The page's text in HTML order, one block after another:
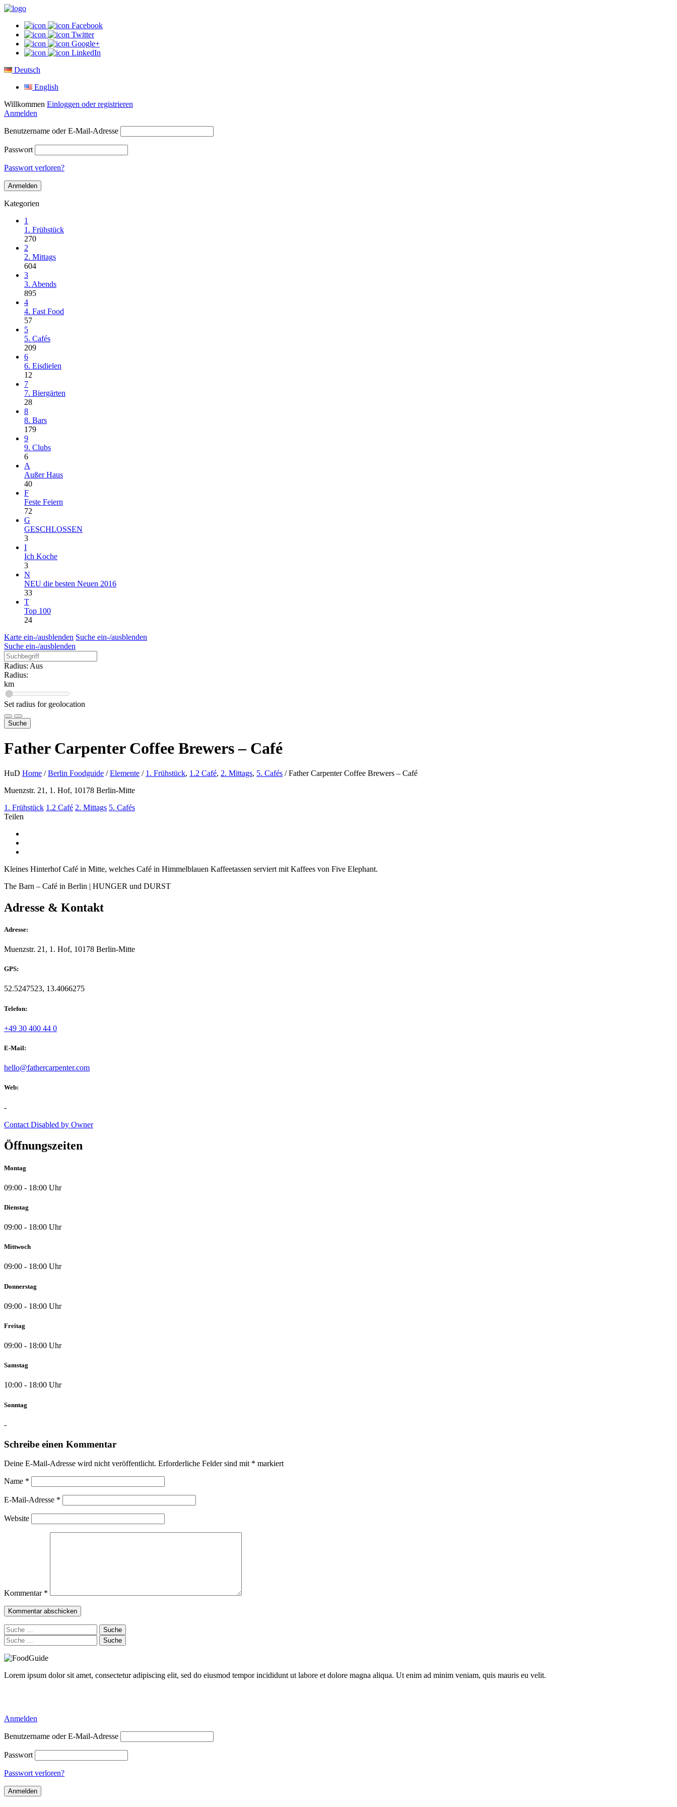
Facebook
Twitter
Google+
LinkedIn
Deutsch
English
Willkommen Einloggen oder registrieren
Anmelden
Benutzername oder E-Mail-Adresse
Passwort
Passwort verloren?
Kategorien
1
1. Frühstück
270
2
2. Mittags
604
3
3. Abends
895
4
4. Fast Food
57
5
5. Cafés
209
6
6. Eisdielen
12
7
7. Biergärten
28
8
8. Bars
179
9
9. Clubs
6
A
Außer Haus
40
F
Feste Feiern
72
G
GESCHLOSSEN
3
I
Ich Koche
3
N
NEU die besten Neuen 2016
33
T
Top 100
24
Karte ein-/ausblenden Suche ein-/ausblenden
Suche ein-/ausblenden
Radius: Aus
Radius:
km
Set radius for geolocation
Suche
Father Carpenter Coffee Brewers – Café
HuD Home / Berlin Foodguide / Elemente / 1. Frühstück, 1.2 Café, 2. Mittags, 5. Cafés / Father Carpenter Coffee Brewers – Café
Muenzstr. 21, 1. Hof, 10178 Berlin-Mitte
1. Frühstück 1.2 Café 2. Mittags 5. Cafés
Teilen
Kleines Hinterhof Café in Mitte, welches Café in Himmelblauen Kaffeetassen serviert mit Kaffees von Five Elephant.
The Barn – Café in Berlin | HUNGER und DURST
Adresse & Kontakt
Adresse:
Muenzstr. 21, 1. Hof, 10178 Berlin-Mitte
GPS:
52.5247523, 13.4066275
Telefon:
+49 30 400 44 0
E-Mail:
hello@fathercarpenter.com
Web:
-
Contact Disabled by Owner
Öffnungszeiten
Montag
09:00 - 18:00 Uhr
Dienstag
09:00 - 18:00 Uhr
Mittwoch
09:00 - 18:00 Uhr
Donnerstag
09:00 - 18:00 Uhr
Freitag
09:00 - 18:00 Uhr
Samstag
10:00 - 18:00 Uhr
Sonntag
-
Schreibe einen Kommentar
Deine E-Mail-Adresse wird nicht veröffentlicht. Erforderliche Felder sind mit * markiert
Name *
E-Mail-Adresse *
Website
Kommentar *
Suche
nach:
Suche
nach:
Lorem ipsum dolor sit amet, consectetur adipiscing elit, sed do eiusmod tempor incididunt ut labore et dolore magna aliqua. Ut enim ad minim veniam, quis mauris eu velit.
Anmelden
Benutzername oder E-Mail-Adresse
Passwort
Passwort verloren?